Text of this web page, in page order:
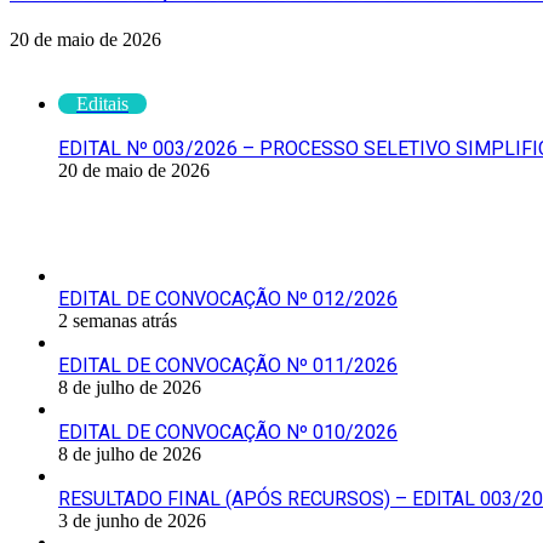
20 de maio de 2026
Editais
EDITAL Nº 003/2026 – PROCESSO SELETIVO
20 de maio de 2026
EDITAL DE CONVOCAÇÃO Nº 012/2026
2 semanas atrás
EDITAL DE CONVOCAÇÃO Nº 011/2026
8 de julho de 2026
EDITAL DE CONVOCAÇÃO Nº 010/2026
8 de julho de 2026
RESULTADO FINAL (APÓS RECURSOS) – EDITAL 003/
3 de junho de 2026